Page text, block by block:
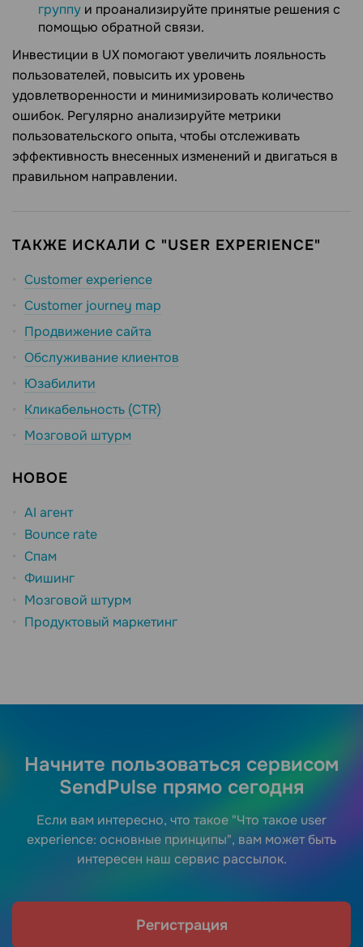
группу и проанализируйте принятые решения с
помощью обратной связи.
Инвестиции в UX помогают увеличить лояльность
пользователей, повысить их уровень
удовлетворенности и минимизировать количество
ошибок. Регулярно анализируйте метрики
пользовательского опыта, чтобы отслеживать
эффективность внесенных изменений и двигаться в
правильном направлении.
ТАКЖЕ ИСКАЛИ С "USER EXPERIENCE"
Customer experience
Customer journey map
Продвижение сайта
Обслуживание клиентов
Юзабилити
Кликабельность (CTR)
Мозговой штурм
НОВОЕ
AI агент
Bounce rate
Спам
Фишинг
Мозговой штурм
Продуктовый маркетинг
Начните пользоваться сервисом
SendPulse прямо сегодня
Если вам интересно, что такое "Что такое user
experience: основные принципы", вам может быть
интересен наш сервис рассылок.
Регистрация